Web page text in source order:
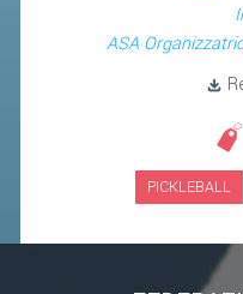
ASA
PICKLEBALL